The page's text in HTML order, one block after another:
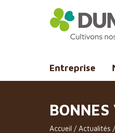
Entreprise
Accueil / Actualités /